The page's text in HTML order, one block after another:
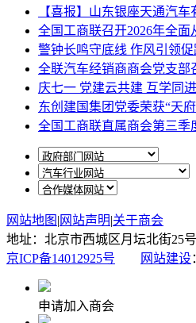
【喜报】山东银座天通汽
全国工商联召开2026年全面
警钟长鸣守底线 作风引领
全联汽车经销商商会党支
庆七一 党建云共建 互学同
东创建国集团党委荣获“天
全国工商联直属商会第三
网站地图 | 网站声明|关于商会
地址：北京市西城区月坛北街25
京ICP备14012925号
网站建设
申请加入商会